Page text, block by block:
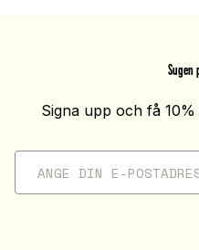
Sugen
Signa upp och få